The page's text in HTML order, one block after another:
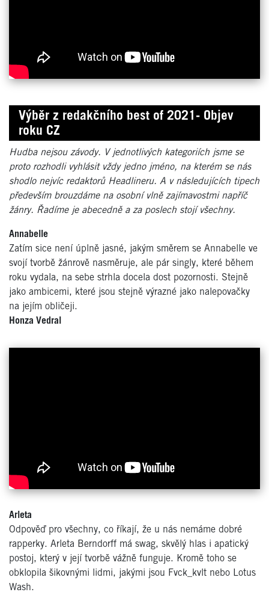
Výběr z redakčního best of 2021- Objev
roku CZ
Hudba nejsou závody. V jednotlivých kategoriích jsme se
proto rozhodli vyhlásit vždy jedno jméno, na kterém se nás
shodlo nejvíc redaktorů Headlineru. A v následujících tipech
především brouzdáme na osobní vlně zajímavostmi napříč
žánry. Řadíme je abecedně a za poslech stojí všechny.
Annabelle
Zatím sice není úplně jasné, jakým směrem se Annabelle ve
svojí tvorbě žánrově nasměruje, ale pár singly, které během
roku vydala, na sebe strhla docela dost pozornosti. Stejně
jako ambicemi, které jsou stejně výrazné jako nalepovačky
na jejím obličeji.
Honza Vedral
Arleta
Odpověď pro všechny, co říkají, že u nás nemáme dobré
rapperky. Arleta Berndorff má swag, skvělý hlas i apatický
postoj, který v její tvorbě vážně funguje. Kromě toho se
obklopila šikovnými lidmi, jakými jsou Fvck_kvlt nebo Lotus
Wash.